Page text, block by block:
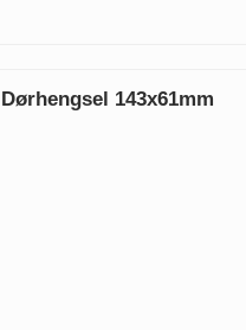
Dørhengsel 143x61mm